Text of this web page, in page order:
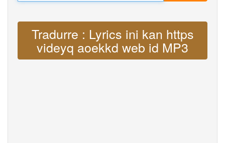
Tradurre : Lyrics ini kan https
videyq aoekkd web id MP3